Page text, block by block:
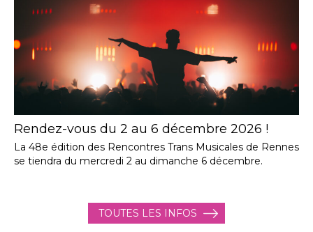
Rendez-vous du 2 au 6 décembre 2026 !
La 48e édition des Rencontres Trans Musicales de Rennes
se tiendra du mercredi 2 au dimanche 6 décembre.
TOUTES LES INFOS